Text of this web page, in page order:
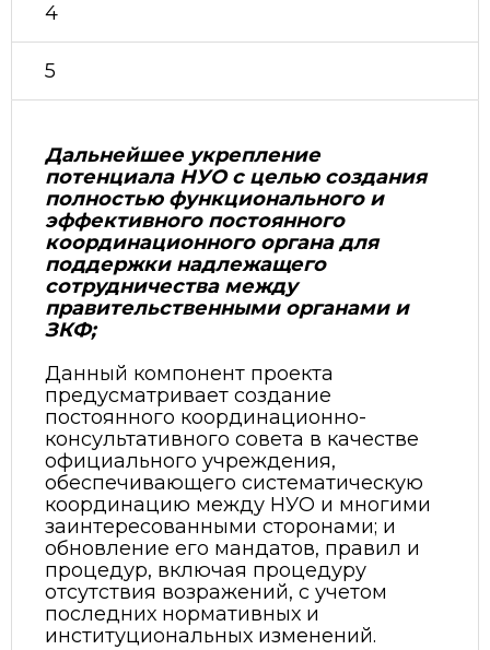
4
5
Дальнейшее укрепление
потенциала НУО с целью создания
полностью функционального и
эффективного постоянного
координационного органа для
поддержки надлежащего
сотрудничества между
правительственными органами и
ЗКФ;
Данный компонент проекта
предусматривает создание
постоянного координационно-
консультативного совета в качестве
официального учреждения,
обеспечивающего систематическую
координацию между НУО и многими
заинтересованными сторонами; и
обновление его мандатов, правил и
процедур, включая процедуру
отсутствия возражений, с учетом
последних нормативных и
институциональных изменений.